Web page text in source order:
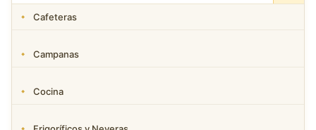
Cafeteras
Campanas
Cocina